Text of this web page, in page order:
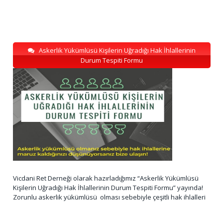
Askerlik Yükümlüsü Kişilerin Uğradığı Hak İhlallerinin
Durum Tespiti Formu
Vicdani Ret Derneği olarak hazırladığımız “Askerlik Yükümlüsü
Kişilerin Uğradığı Hak İhlallerinin Durum Tespiti Formu” yayında!
Zorunlu askerlik yükümlüsü olması sebebiyle çeşitli hak ihlalleri